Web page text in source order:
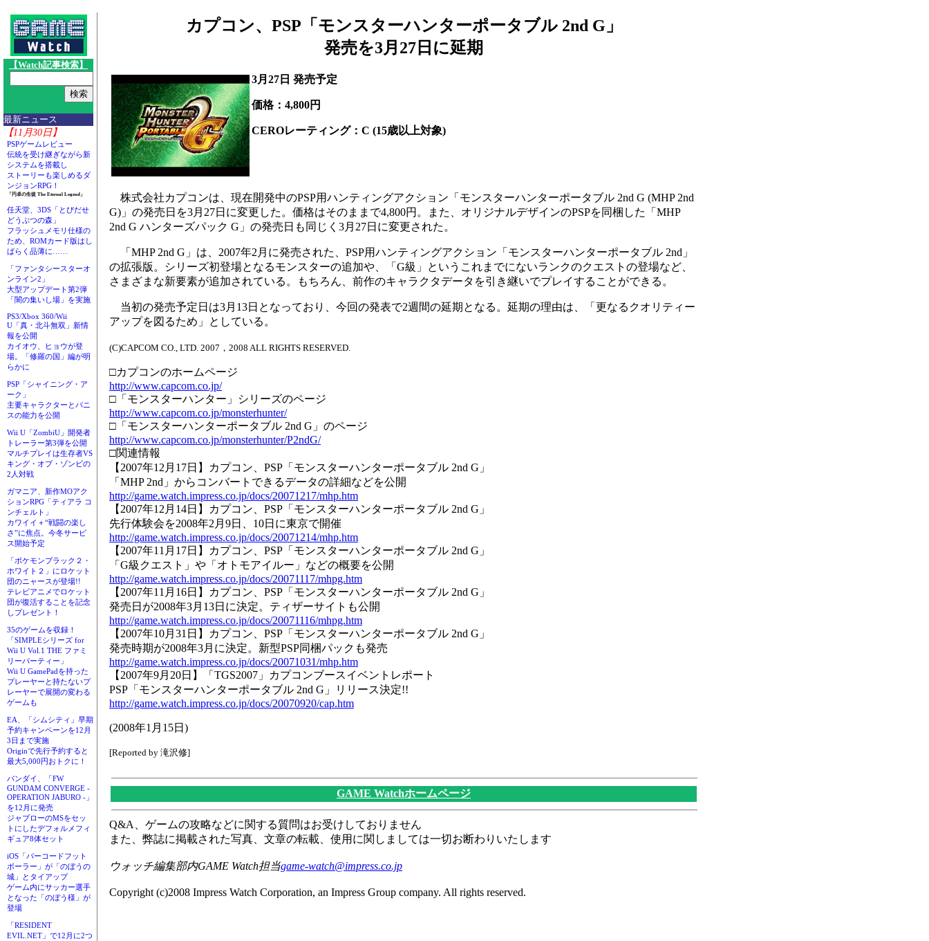
【Watch記事検索】
最新ニュース
【11月30日】
PSPゲームレビュー
伝統を受け継ぎながら新
システムを搭載し
ストーリーも楽しめるダ
ンジョンRPG！
「円卓の生徒 The Eternal Legend」
任天堂、3DS「とびだせ
どうぶつの森」
フラッシュメモリ仕様の
ため、ROMカード版はし
ばらく品薄に……
「ファンタシースターオ
ンライン2」
大型アップデート第2弾
「闇の集いし場」を実施
PS3/Xbox 360/Wii
U「真・北斗無双」新情
報を公開
カイオウ、ヒョウが登
場。「修羅の国」編が明
らかに
PSP「シャイニング・ア
ーク」
主要キャラクターとパニ
スの能力を公開
Wii U「ZombiU」開発者
トレーラー第3弾を公開
マルチプレイは生存者VS
キング・オブ・ゾンビの
2人対戦
ガマニア、新作MOアク
ションRPG「ティアラ コ
ンチェルト」
カワイイ＋“戦闘の楽し
さ”に焦点。今冬サービ
ス開始予定
「ポケモンブラック２・
ホワイト２」にロケット
団のニャースが登場!!
テレビアニメでロケット
団が復活することを記念
しプレゼント！
35のゲームを収録！
「SIMPLEシリーズ for
Wii U Vol.1 THE ファミ
リーパーティー」
Wii U GamePadを持った
プレーヤーと持たないプ
レーヤーで展開の変わる
ゲームも
EA、「シムシティ」早期
予約キャンペーンを12月
3日まで実施
Originで先行予約すると
最大5,000円おトクに！
バンダイ、「FW
GUNDAM CONVERGE -
OPERATION JABURO -」
を12月に発売
ジャブローのMSをセッ
トにしたデフォルメフィ
ギュア8体セット
iOS「バーコードフット
ボーラー」が「のぼうの
城」とタイアップ
ゲーム内にサッカー選手
となった「のぼう様」が
登場
「RESIDENT
EVIL.NET」で12月に2つ
カプコン、PSP「モンスターハンターポータブル 2nd G」
発売を3月27日に延期
3月27日 発売予定
価格：4,800円
CEROレーティング：C (15歳以上対象)
株式会社カプコンは、現在開発中のPSP用ハンティングアクション「モンスターハンターポータブル 2nd G (MHP 2nd
G)」の発売日を3月27日に変更した。価格はそのままで4,800円。また、オリジナルデザインのPSPを同梱した「MHP
2nd G ハンターズパック G」の発売日も同じく3月27日に変更された。
「MHP 2nd G」は、2007年2月に発売された、PSP用ハンティングアクション「モンスターハンターポータブル 2nd」
の拡張版。シリーズ初登場となるモンスターの追加や、「G級」というこれまでにないランクのクエストの登場など、
さまざまな新要素が追加されている。もちろん、前作のキャラクタデータを引き継いでプレイすることができる。
当初の発売予定日は3月13日となっており、今回の発表で2週間の延期となる。延期の理由は、「更なるクオリティー
アップを図るため」としている。
(C)CAPCOM CO., LTD. 2007，2008 ALL RIGHTS RESERVED.
□カプコンのホームページ
http://www.capcom.co.jp/
□「モンスターハンター」シリーズのページ
http://www.capcom.co.jp/monsterhunter/
□「モンスターハンターポータブル 2nd G」のページ
http://www.capcom.co.jp/monsterhunter/P2ndG/
□関連情報
【2007年12月17日】カプコン、PSP「モンスターハンターポータブル 2nd G」
「MHP 2nd」からコンバートできるデータの詳細などを公開
http://game.watch.impress.co.jp/docs/20071217/mhp.htm
【2007年12月14日】カプコン、PSP「モンスターハンターポータブル 2nd G」
先行体験会を2008年2月9日、10日に東京で開催
http://game.watch.impress.co.jp/docs/20071214/mhp.htm
【2007年11月17日】カプコン、PSP「モンスターハンターポータブル 2nd G」
「G級クエスト」や「オトモアイルー」などの概要を公開
http://game.watch.impress.co.jp/docs/20071117/mhpg.htm
【2007年11月16日】カプコン、PSP「モンスターハンターポータブル 2nd G」
発売日が2008年3月13日に決定。ティザーサイトも公開
http://game.watch.impress.co.jp/docs/20071116/mhpg.htm
【2007年10月31日】カプコン、PSP「モンスターハンターポータブル 2nd G」
発売時期が2008年3月に決定。新型PSP同梱パックも発売
http://game.watch.impress.co.jp/docs/20071031/mhp.htm
【2007年9月20日】「TGS2007」カプコンブースイベントレポート
PSP「モンスターハンターポータブル 2nd G」リリース決定!!
http://game.watch.impress.co.jp/docs/20070920/cap.htm
(2008年1月15日)
[Reported by 滝沢修]
GAME Watchホームページ
Q&A、ゲームの攻略などに関する質問はお受けしておりません
また、弊誌に掲載された写真、文章の転載、使用に関しましては一切お断わりいたします
ウォッチ編集部内GAME Watch担当game-watch@impress.co.jp
Copyright (c)2008 Impress Watch Corporation, an Impress Group company. All rights reserved.